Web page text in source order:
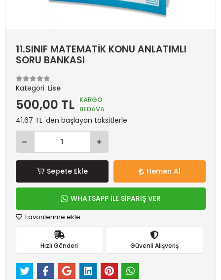
11.SINIF MATEMATİK KONU ANLATIMLI
SORU BANKASI
Kategori: Lise
500,00 TL KARGO
BEDAVA
41,67 TL 'den başlayan taksitlerle
Sepete Ekle Hemen Al
WHATSAPP İLE SİPARİŞ VER
Favorilerime ekle
Hızlı Gönderi Güvenli Alışveriş